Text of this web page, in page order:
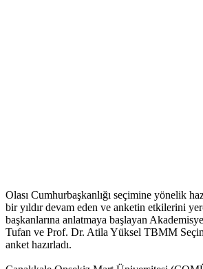
Olası Cumhurbaşkanlığı seçimine yönelik
bir yıldır devam eden ve anketin etkilerini
başkanlarına anlatmaya başlayan
Tufan ve Prof. Dr. Atila Yüksel TBMM
anket hazırladı.